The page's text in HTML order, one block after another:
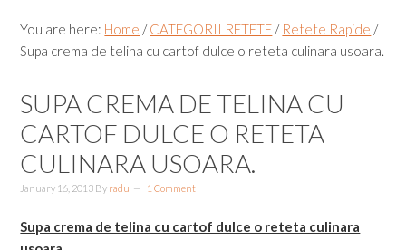
You are here: Home / CATEGORII RETETE / Retete Rapide /
Supa crema de telina cu cartof dulce o reteta culinara usoara.
SUPA CREMA DE TELINA CU
CARTOF DULCE O RETETA
CULINARA USOARA.
January 16, 2013 By radu 1 Comment
Supa crema de telina cu cartof dulce o reteta culinara